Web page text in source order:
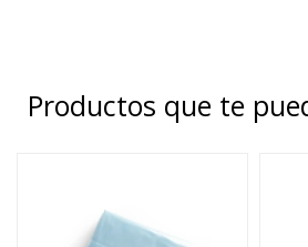
Productos que te